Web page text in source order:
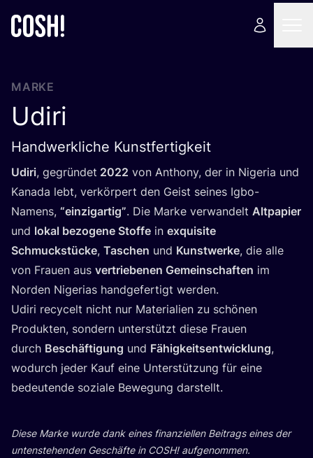
MARKE
Udiri
Handwerkliche Kunstfertigkeit
Udi­ri, gegrün­det 2022 von Antho­ny, der in Nige­ria und
Kana­da lebt, ver­kör­pert den Geist sei­nes Igbo-
Namens, “ein­zig­ar­tig”. Die Mar­ke ver­wan­delt Alt­pa­pier
und lokal bezo­ge­ne Stof­fe in exqui­si­te
Schmuck­stü­cke, Taschen und Kunst­wer­ke, die alle
von Frau­en aus ver­trie­be­nen Gemein­schaf­ten im
Nor­den Nige­ri­as hand­ge­fer­tigt wer­den.
Udi­ri recy­celt nicht nur Mate­ria­li­en zu schö­nen
Pro­duk­ten, son­dern unter­stützt die­se Frau­en
durch Beschäf­ti­gung und Fähig­keits­ent­wick­lung,
wodurch jeder Kauf eine Unter­stüt­zung für eine
bedeu­ten­de sozia­le Bewe­gung darstellt.
Die­se Mar­ke wur­de dank eines finan­zi­el­len Bei­trags eines der
unten­ste­hen­den Geschäf­te in COSH! aufgenommen.